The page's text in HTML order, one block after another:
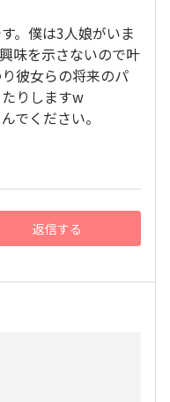
。僕は3人娘がいま
味を示さないので叶
彼女らの将来のパ
りしますw
でください。
返信する